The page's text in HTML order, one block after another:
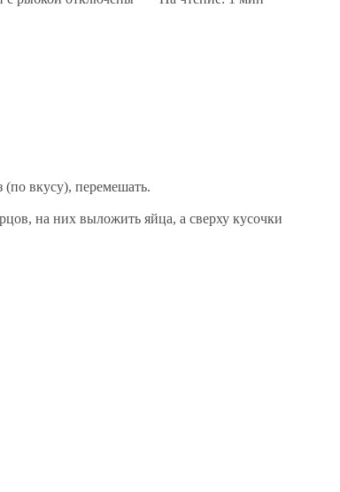
(по вкусу), перемешать.
на них выложить яйца, а сверху кусочки